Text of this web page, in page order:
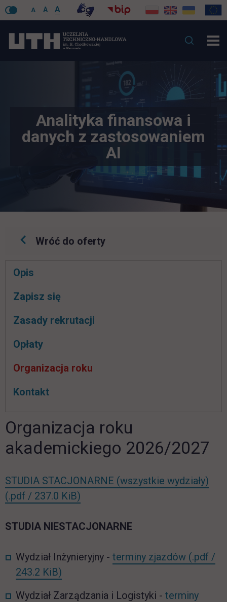
A A A
Analityka finansowa i
danych z zastosowaniem
AI
Wróć do oferty
Pomiń
Opis
Zapisz się
Zasady rekrutacji
Opłaty
Organizacja roku
Kontakt
Organizacja roku
akademickiego 2026/2027
STUDIA STACJONARNE (wszystkie wydziały)
(.pdf / 237.0 KiB)
STUDIA NIESTACJONARNE
Wydział Inżynieryjny - terminy zjazdów (.pdf /
243.2 KiB)
Wydział Zarządzania i Logistyki - terminy